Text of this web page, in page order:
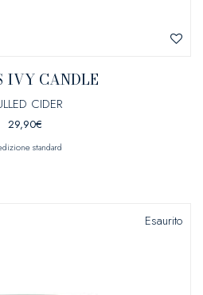
IVY CANDLE
CIDER
29,90€
standard
Esaurito